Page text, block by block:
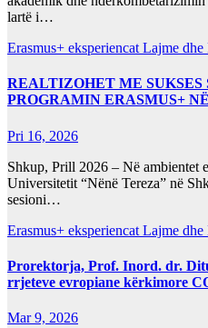
lartë i…
Erasmus+ eksperiencat Lajme dhe
REALTIZOHET ME
PROGRAMIN ERASMUS+
Pri 16, 2026
Shkup, Prill 2026 – Në ambientet
Universitetit “Nënë Tereza” në
sesioni…
Erasmus+ eksperiencat Lajme dhe
Prorektorja, Prof. Inord. dr.
rrjeteve evropiane kërkimore
Mar 9, 2026